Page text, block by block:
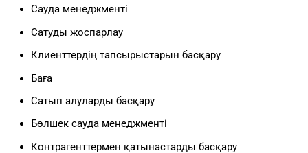
Сауда менеджменті
Сатуды жоспарлау
Клиенттердің тапсырыстарын басқару
Баға
Сатып алуларды басқару
Бөлшек сауда менеджменті
Контрагенттермен қатынастарды басқару